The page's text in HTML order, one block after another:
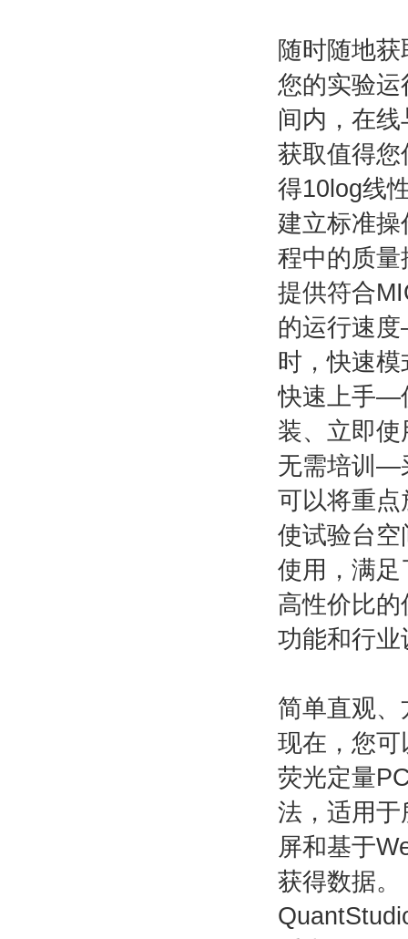
随时随地
您的实验
间内，在
获取值得
得10log线
建立标准
程中的质
提供符合
的运行速
时，快速
快速上手—
装、立即使
无需培训—
可以将重
使试验台空
使用，满
高性价比
功能和行业
简单直观
现在，您
荧光定量
法，适用
屏和基于
获得数据。